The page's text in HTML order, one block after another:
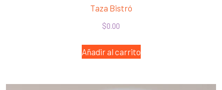
Taza Bistró
$0.00
Añadir al carrito